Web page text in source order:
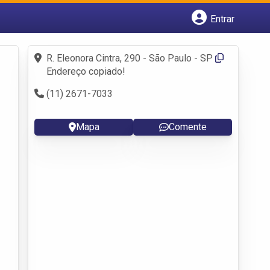
Entrar
Fazer login
Criar conta
R. Eleonora Cintra, 290 - São Paulo - SP
Endereço copiado!
(11) 2671-7033
Mapa Comente